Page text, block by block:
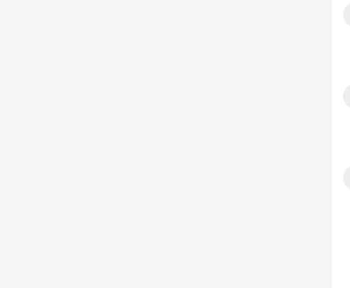
القائمة
القائمة
القائمة